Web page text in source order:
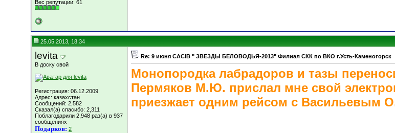
Вес репутации: 61
25.05.2013, 18:34
levita
В доску свой
Регистрация: 06.12.2009
Адрес: казахстан
Сообщений: 2,582
Сказал(а) спасибо: 2,311
Поблагодарили 2,948 раз(а) в 937
сообщениях
Подарков: 2
Re: 9 июня СACIB " ЗВЕЗДЫ БЕЛОВОДЬЯ-2013" Филиал СКК по ВКО г.Усть-Каменогорск
Монопородка лабрадоров и тазы
Пермяков М.Ю. прислал мне свой
приезжает одним рейсом с Васильевым